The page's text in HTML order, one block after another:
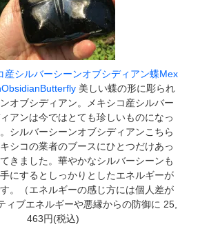
産シルバーシーンオブシディアン蝶Mex
美しい蝶の形に彫られ
オブシディアン。メキシコ産シルバー
アンは今ではとても珍しいものになっ
シルバーシーンオブシディアンこちら
シコの業者のブースにひとつだけあっ
きました。華やかなシルバーシーンも
にするとしっかりとしたエネルギーが
。（エネルギーの感じ方には個人差が
ィブエネルギーや悪縁からの防御に 25,
463円(税込)